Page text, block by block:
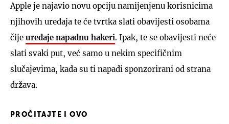
Apple je najavio novu opciju namijenjenu korisnicima
njihovih uređaja te će tvrtka slati obavijesti osobama
čije uređaje napadnu hakeri. Ipak, te se obavijesti neće
slati svaki put, već samo u nekim specifičnim
slučajevima, kada su ti napadi sponzorirani od strana
država.
PROČITAJTE I OVO